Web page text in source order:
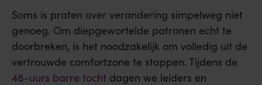
Soms is praten over verandering simpelweg niet
genoeg. Om diepgewortelde patronen echt te
doorbreken, is het noodzakelijk om volledig uit de
vertrouwde comfortzone te stappen. Tijdens de
48-uurs barre tocht dagen we leiders en